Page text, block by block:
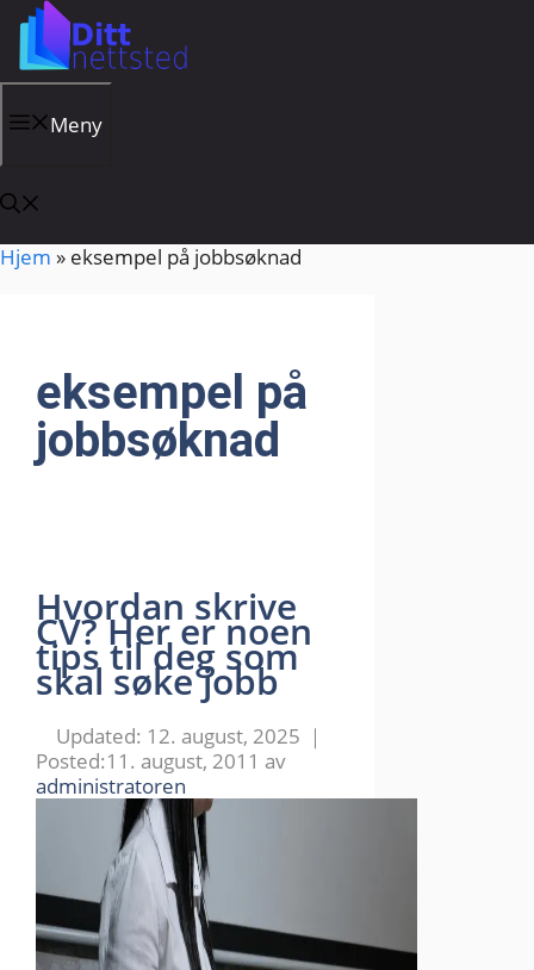
Hopp
innhold
Meny
Hjem » eksempel på jobbsøknad
eksempel på
jobbsøknad
Hvordan skrive
CV? Her er noen
tips til deg som
skal søke jobb
12. august, 2025
11. august, 2011 av
administratoren